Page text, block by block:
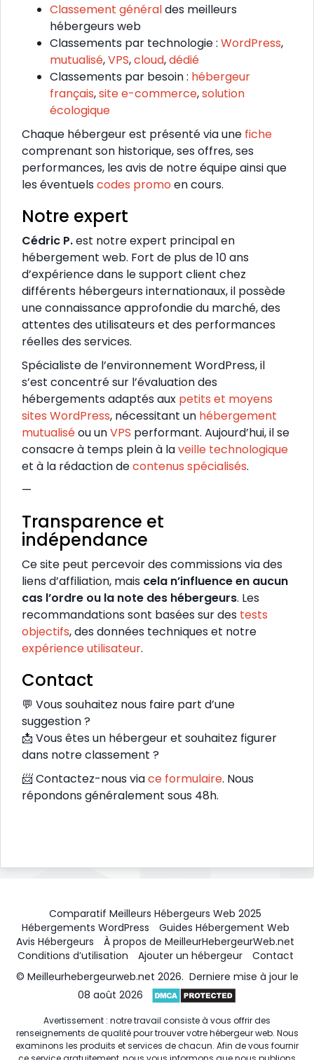
Classement généraldes meilleurs
hébergeurs web
Classements par technologie : WordPress,
mutualisé,VPS,cloud,dédié
Classements par besoin : hébergeur
français,site e-commerce,solution
écologique
Chaque hébergeur est présenté via une fiche
comprenant son historique, ses offres, ses
performances, les avis de notre équipe ainsi que
les éventuelscodes promo en cours.
Notre expert
Cédric P.est notre expert principal en
hébergement web. Fort de plus de 10 ans
d’expérience dans le support client chez
différents hébergeurs internationaux, il possède
une connaissance approfondie du marché, des
attentes des utilisateurs et des performances
réelles des services.
Spécialiste de l’environnement WordPress, il
s’est concentré sur l’évaluation des
hébergements adaptés aux petits et moyens
sites WordPress, nécessitant un hébergement
mutualiséou unVPS performant. Aujourd’hui, il se
consacre à temps plein à laveille technologique
et à la rédaction decontenus spécialisés.
—
Transparence et
indépendance
Ce site peut percevoir des commissions via des
liens d’affiliation, mais cela n’influence en aucun
cas l’ordre ou la note des hébergeurs. Les
recommandations sont basées sur des tests
objectifs, des données techniques et notre
expérience utilisateur.
Contact
💬 Vous souhaitez nous faire part d’une
suggestion ?
📩 Vous êtes un hébergeur et souhaitez figurer
dans notre classement ?
📨 Contactez-nous viace formulaire. Nous
répondons généralement sous 48h.
Comparatif Meilleurs Hébergeurs Web 2025
Hébergements WordPress
Guides Hébergement Web
Avis Hébergeurs
À propos de MeilleurHebergeurWeb.net
Conditions d’utilisation
Ajouter un hébergeur
Contact
© Meilleurhebergeurweb.net 2026. Derniere mise à jour le
08 août 2026
Avertissement : notre travail consiste à vous offrir des
renseignements de qualité pour trouver votre hébergeur web. Nous
examinons les produits et services de chacun. Afin de vous fournir